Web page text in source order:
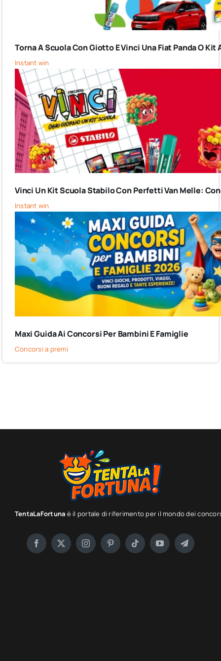
Torna A Scuola Con Giotto E Vinci Una Fiat Panda O
Instant win
Vinci Un Kit Scuola Stabilo Con Perfetti Van Melle:
Instant win
Maxi Guida Ai Concorsi Per Bambini E Famiglie
Concorsi a premi
TentaLaFortuna è il portale di riferimento per il mondo dei